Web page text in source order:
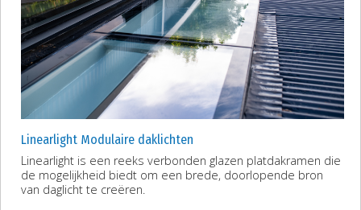
Linearlight Modulaire daklichten
Linearlight is een reeks verbonden glazen platdakramen die
de mogelijkheid biedt om een brede, doorlopende bron
van daglicht te creëren.